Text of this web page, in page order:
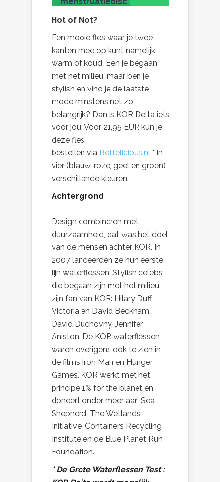
Hot of Not?
Een mooie fles waar je twee
kanten mee op kunt namelijk
warm of koud. Ben je begaan
met het milieu, maar ben je
stylish en vind je de laatste
mode minstens net zo
belangrijk? Dan is KOR Delta iets
voor jou. Voor 21,95 EUR kun je
deze fles
bestellen via Bottelicious.nl * in
vier (blauw, roze, geel en groen)
verschillende kleuren.
Achtergrond
Design combineren met
duurzaamheid, dat was het doel
van de mensen achter KOR. In
2007 lanceerden ze hun eerste
lijn waterflessen. Stylish celebs
die begaan zijn met het milieu
zijn fan van KOR: Hilary Duff,
Victoria en David Beckham,
David Duchovny, Jennifer
Aniston. De KOR waterflessen
waren overigens ook te zien in
de films Iron Man en Hunger
Games. KOR werkt met het
principe 1% for the planet en
doneert onder meer aan Sea
Shepherd, The Wetlands
Initiative, Containers Recycling
Institute en de Blue Planet Run
Foundation.
* De Grote Waterflessen Test :